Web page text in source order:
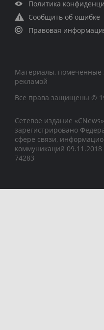
Политика
Сообщить об ошибке
Правовая
Материалы, помеченные
рекламой
Все права защищены ©
Сетевое издание
зарегистрировано
сфере связи,
коммуникаций
74283